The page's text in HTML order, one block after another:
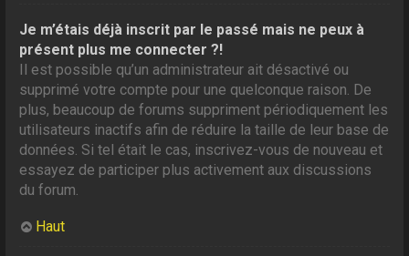
Je m’étais déjà inscrit par le passé mais ne peux à
présent plus me connecter ?!
Il est possible qu’un administrateur ait désactivé ou
supprimé votre compte pour une quelconque raison. De
plus, beaucoup de forums suppriment périodiquement les
utilisateurs inactifs afin de réduire la taille de leur base de
données. Si tel était le cas, inscrivez-vous de nouveau et
essayez de participer plus activement aux discussions
du forum.
Haut